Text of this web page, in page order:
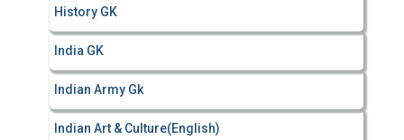
History GK
India GK
Indian Army Gk
Indian Art & Culture(English)